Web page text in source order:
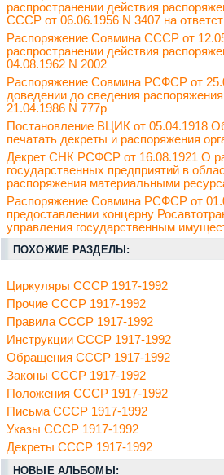
распространении действия
СССР от 06.06.1956 N 3407 на
Распоряжение Совмина СССР от
распространении действия
04.08.1962 N 2002
Распоряжение Совмина РСФСР от
доведении до сведения
21.04.1986 N 777р
Постановление ВЦИК от 05.04.1918
печатать декреты и распоряжения
Декрет СНК РСФСР от 16.08.1921 О
государственных предприятий в
распоряжения материальными
Распоряжение Совмина РСФСР от
предоставлении концерну
управления государственным
ПОХОЖИЕ РАЗДЕЛЫ:
Циркуляры СССР 1917-1992
Прочие СССР 1917-1992
Правила СССР 1917-1992
Инструкции СССР 1917-1992
Обращения СССР 1917-1992
Законы СССР 1917-1992
Положения СССР 1917-1992
Письма СССР 1917-1992
Указы СССР 1917-1992
Декреты СССР 1917-1992
НОВЫЕ АЛЬБОМЫ: